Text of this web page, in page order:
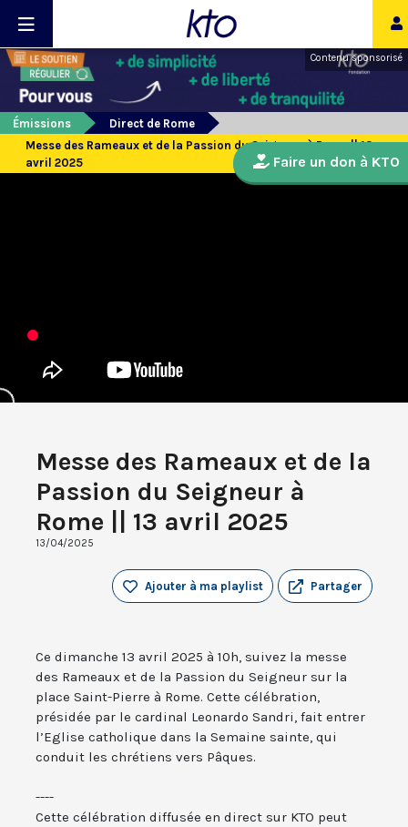
Contenu sponsorisé
Émissions
Direct de Rome
Messe des Rameaux et de la Passion du Seigneur à Rome || 13
avril 2025
Messe des Rameaux et de la
Passion du Seigneur à
Rome || 13 avril 2025
13/04/2025
Partager
Ajouter à ma playlist
Ce dimanche 13 avril 2025 à 10h, suivez la messe
des Rameaux et de la Passion du Seigneur sur la
place Saint-Pierre à Rome. Cette célébration,
présidée par le cardinal Leonardo Sandri, fait entrer
l’Eglise catholique dans la Semaine sainte, qui
conduit les chrétiens vers Pâques.
----
Cette célébration diffusée en direct sur KTO peut
Faire un don à KTO